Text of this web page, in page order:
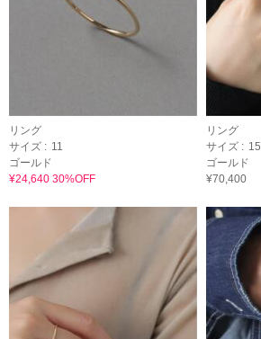
リング
サイズ : 11
ゴールド
¥24,640 30%OFF
リング
サイズ : 15
ゴールド
¥70,400